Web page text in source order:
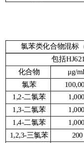
氯苯类化合物混标
包括
化合物 μg/
氯苯
1,2-二氯苯 1,000
1,3-二氯苯 1,000
1,4-二氯苯
1,000
1,2,3-三氯苯
200